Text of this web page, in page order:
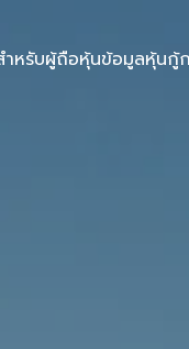
หรับผู้ถือหุ้นข้อมูลหุ้นกู้